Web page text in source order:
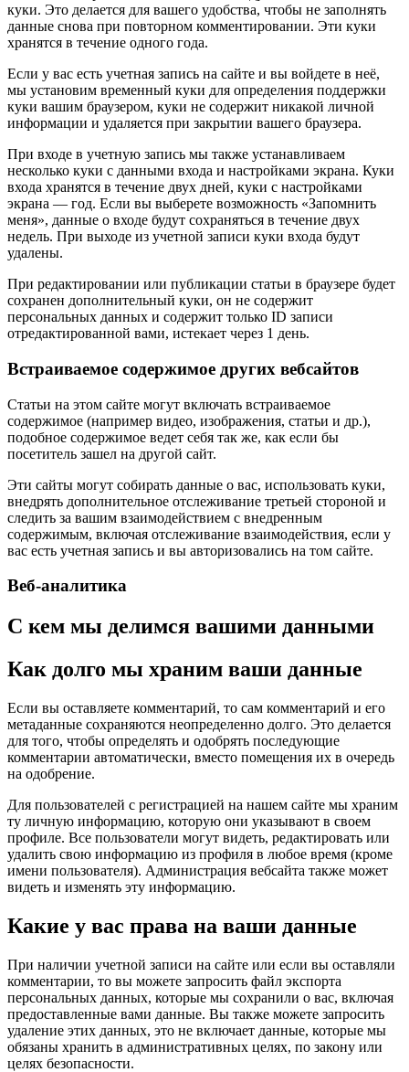
куки. Это делается для вашего удобства, чтобы не заполнять
данные снова при повторном комментировании. Эти куки
хранятся в течение одного года.
Если у вас есть учетная запись на сайте и вы войдете в неё,
мы установим временный куки для определения поддержки
куки вашим браузером, куки не содержит никакой личной
информации и удаляется при закрытии вашего браузера.
При входе в учетную запись мы также устанавливаем
несколько куки с данными входа и настройками экрана. Куки
входа хранятся в течение двух дней, куки с настройками
экрана — год. Если вы выберете возможность «Запомнить
меня», данные о входе будут сохраняться в течение двух
недель. При выходе из учетной записи куки входа будут
удалены.
При редактировании или публикации статьи в браузере будет
сохранен дополнительный куки, он не содержит
персональных данных и содержит только ID записи
отредактированной вами, истекает через 1 день.
Встраиваемое содержимое других вебсайтов
Статьи на этом сайте могут включать встраиваемое
содержимое (например видео, изображения, статьи и др.),
подобное содержимое ведет себя так же, как если бы
посетитель зашел на другой сайт.
Эти сайты могут собирать данные о вас, использовать куки,
внедрять дополнительное отслеживание третьей стороной и
следить за вашим взаимодействием с внедренным
содержимым, включая отслеживание взаимодействия, если у
вас есть учетная запись и вы авторизовались на том сайте.
Веб-аналитика
С кем мы делимся вашими данными
Как долго мы храним ваши данные
Если вы оставляете комментарий, то сам комментарий и его
метаданные сохраняются неопределенно долго. Это делается
для того, чтобы определять и одобрять последующие
комментарии автоматически, вместо помещения их в очередь
на одобрение.
Для пользователей с регистрацией на нашем сайте мы храним
ту личную информацию, которую они указывают в своем
профиле. Все пользователи могут видеть, редактировать или
удалить свою информацию из профиля в любое время (кроме
имени пользователя). Администрация вебсайта также может
видеть и изменять эту информацию.
Какие у вас права на ваши данные
При наличии учетной записи на сайте или если вы оставляли
комментарии, то вы можете запросить файл экспорта
персональных данных, которые мы сохранили о вас, включая
предоставленные вами данные. Вы также можете запросить
удаление этих данных, это не включает данные, которые мы
обязаны хранить в административных целях, по закону или
целях безопасности.